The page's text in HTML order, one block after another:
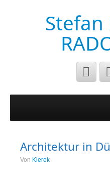
Stefan
Musik&Art
Architektur in
Von Kierek